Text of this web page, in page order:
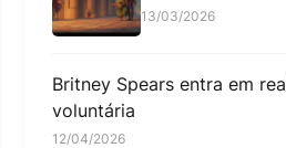
13/03/2026
Britney Spears entra em
voluntária
12/04/2026